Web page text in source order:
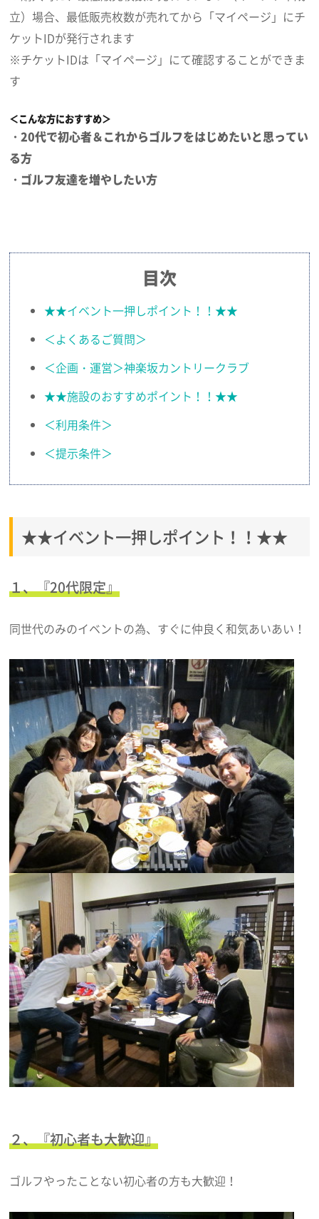
立）場合、最低販売枚数が売れてから「マイページ」にチ
ケットIDが発行されます
※チケットIDは「マイページ」にて確認することができま
す
＜こんな方におすすめ＞
・20代で初心者＆これからゴルフをはじめたいと思ってい
る方
・ゴルフ友達を増やしたい方
目次
★★イベント一押しポイント！！★★
＜よくあるご質問＞
＜企画・運営＞神楽坂カントリークラブ
★★施設のおすすめポイント！！★★
＜利用条件＞
＜提示条件＞
★★イベント一押しポイント！！★★
１、『20代限定』
同世代のみのイベントの為、すぐに仲良く和気あいあい！
２、『初心者も大歓迎』
ゴルフやったことない初心者の方も大歓迎！